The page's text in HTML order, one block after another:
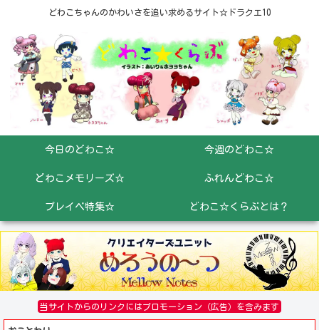
どわこちゃんのかわいさを追い求めるサイト☆ドラクエ10
今日のどわこ☆ 今週のどわこ☆
どわこメモリーズ☆ ふれんどわこ☆
プレイベ特集☆ どわこ☆くらぶとは？
当サイトからのリンクにはプロモーション（広告）を含みます